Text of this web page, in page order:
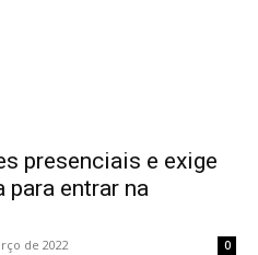
presenciais e exige
para entrar na
de 2022 0